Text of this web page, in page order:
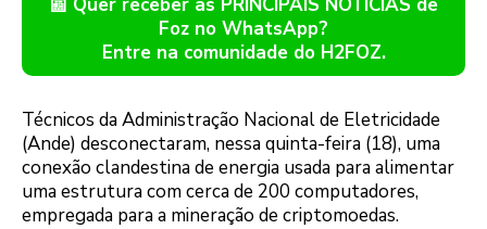
Foz no WhatsApp?
Entre na comunidade do H2FOZ.
Técnicos da Administração Nacional de Eletricidade
(Ande) desconectaram, nessa quinta-feira (18), uma
conexão clandestina de energia usada para alimentar
uma estrutura com cerca de 200 computadores,
empregada para a mineração de criptomoedas.